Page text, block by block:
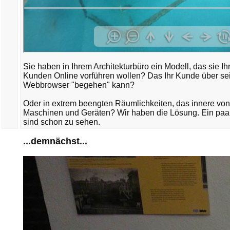
Sie haben in Ihrem Architekturbüro ein Modell, das sie
Kunden Online vorführen wollen? Das Ihr Kunde über
Webbrowser "begehen" kann?
Oder in extrem beengten Räumlichkeiten, das innere von
Maschinen und Geräten? Wir haben die Lösung. Ein
sind schon zu sehen.
...demnächst...